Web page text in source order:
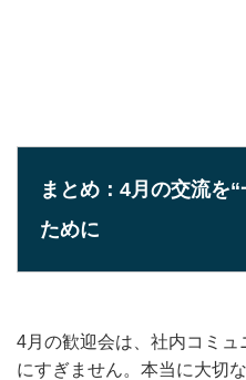
まとめ：4月の交流を
ために
4月の歓迎会は、社内コミ
にすぎません。本当に大切